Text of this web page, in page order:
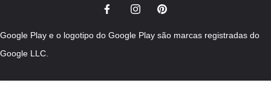
Google Play e o logotipo do Google Play são marcas registradas do
Google LLC.